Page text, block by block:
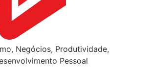
Negócios, Produtividade,
Pessoal